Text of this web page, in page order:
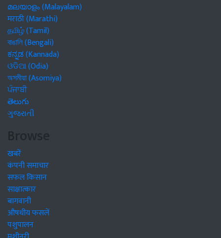
മലയാളം (Malayalam)
मराठी (Marathi)
தமிழ் (Tamil)
বাঙালি (Bengali)
ಕನ್ನಡ (Kannada)
ଓଡିଆ (Odia)
অসমীয়া (Asomiya)
ਪੰਜਾਬੀ
తెలుగు
ગુજરાતી
Browse
खबरें
कंपनी समाचार
सफल किसान
साक्षात्कार
बागवानी
औषधीय फसलें
पशुपालन